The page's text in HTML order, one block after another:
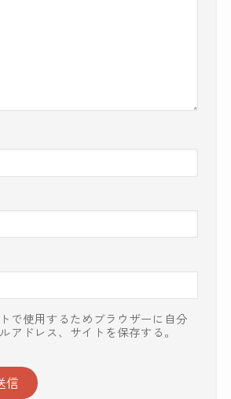
で使用するためブラウザーに自分
アドレス、サイトを保存する。